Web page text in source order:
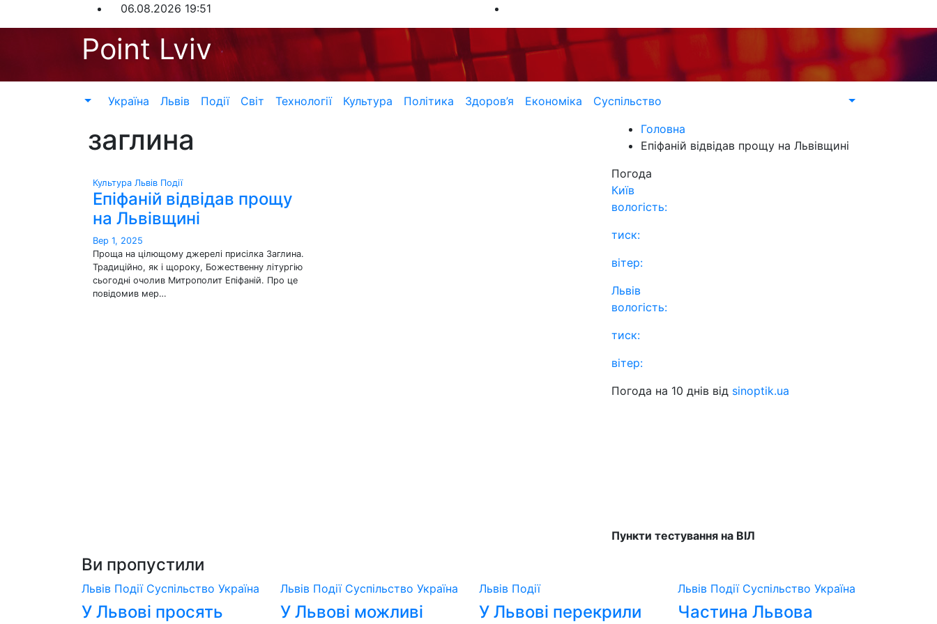
до
06.08.2026 19:51
Point Lviv
Україна Львів Події Світ Технології Культура Політика Здоров’я Економіка Суспільство
заглина
Головна
Епіфаній відвідав прощу на Львівщині
Культура Львів Події
Епіфаній відвідав прощу
на Львівщині
Вер 1, 2025
Проща на цілющому джерелі присілка Заглина.
Традиційно, як і щороку, Божественну літургію
сьогодні очолив Митрополит Епіфаній. Про це
повідомив мер…
Погода
Київ
вологість:
тиск:
вітер:
Львів
вологість:
тиск:
вітер:
Погода на 10 днів від sinoptik.ua
Пункти тестування на ВІЛ
Ви пропустили
Львів Події Суспільство Україна
У Львові просять
Львів Події Суспільство Україна
У Львові можливі
Львів Події
У Львові перекрили
Львів Події Суспільство Україна
Частина Львова